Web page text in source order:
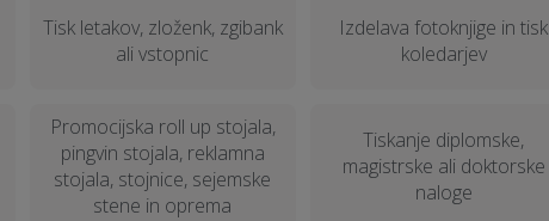
Tisk letakov, zloženk, zgibank
ali vstopnic
Izdelava fotoknjige in tisk
koledarjev
Promocijska roll up stojala,
pingvin stojala, reklamna
stojala, stojnice, sejemske
stene in oprema
Tiskanje diplomske,
magistrske ali doktorske
naloge